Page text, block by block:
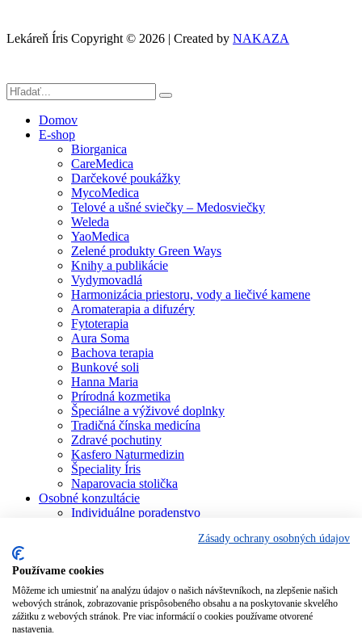
Lekáreň Íris Copyright © 2026 | Created by NAKAZA
Domov
E-shop
Biorganica
CareMedica
Darčekové poukážky
MycoMedica
Telové a ušné sviečky – Medosviečky
Weleda
YaoMedica
Zelené produkty Green Ways
Knihy a publikácie
Vydymovadlá
Harmonizácia priestoru, vody a liečivé kamene
Aromaterapia a difuzéry
Fytoterapia
Aura Soma
Bachova terapia
Bunkové soli
Hanna Maria
Prírodná kozmetika
Špeciálne a výživové doplnky
Tradičná čínska medicína
Zdravé pochutiny
Kasfero Naturmedizin
Špeciality Íris
Naparovacia stolička
Osobné konzultácie
Individuálne poradenstvo
Aromaterapia
Homeopatia
Individuálna a partnerská numerológia
Numerológia – kľúč života
Zásady ochrany osobných údajov
Používame cookies
Môžeme ich umiestniť na analýzu údajov o našich návštevníkoch, na zlepšenie našich
webových stránok, zobrazovanie prispôsobeného obsahu a na poskytovanie skvelého
zážitku z webových stránok. Pre viac informácií o cookies používame otvorené
nastavenia.